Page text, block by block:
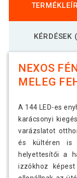
KÉRDÉSEK
NEXOS
MELEG
A 144 LED-es
karácsonyi
varázslatot
és kültéren is
helyettesítői a
izzókhoz